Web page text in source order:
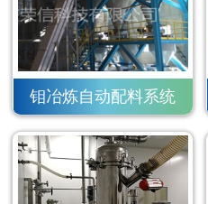
钼冶炼自动配料系统